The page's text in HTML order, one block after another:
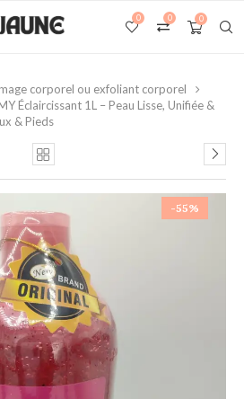
0
0
0
corporel ou exfoliant corporel
Éclaircissant 1L – Peau Lisse, Unifiée &
& Pieds
-55%